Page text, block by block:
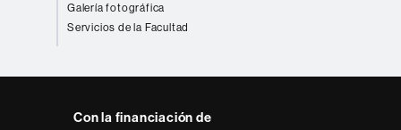
Galería fotográfica
Servicios de la Facultad
Con la financiación de